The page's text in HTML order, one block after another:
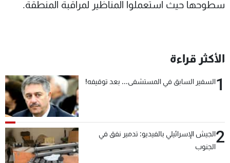
سطوحها حيث استعملوا المناظير لمراقبة المنطقة.
الأكثر قراءة
1السفير السابق في المستشفى... بعد توقيفه!
2الجيش الإسرائيلي بالفيديو: تدمير نفق في
الجنوب